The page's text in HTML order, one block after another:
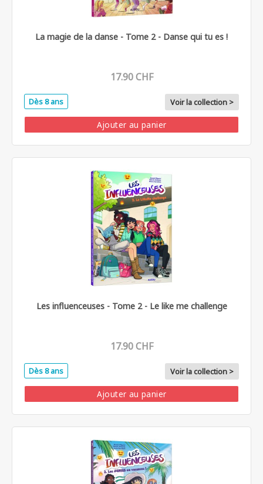
La magie de la danse - Tome 2 - Danse qui tu es !
17.90 CHF
Dès 8 ans Voir la collection >
Ajouter au panier
Les influenceuses - Tome 2 - Le like me challenge
17.90 CHF
Dès 8 ans Voir la collection >
Ajouter au panier